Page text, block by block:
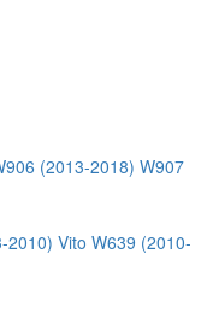
(2013-2018) W907
2010) Vito W639 (2010-